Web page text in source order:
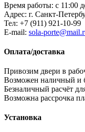
Время работы: с 11:00
Адрес: г. Санкт-
Тел: +7 (911) 921-10-99
E-mail: sola-
Оплата/доставка
Привозим двери в
Возможен наличный и
Безналичный расчёт
Возможна рассрочка
Установка